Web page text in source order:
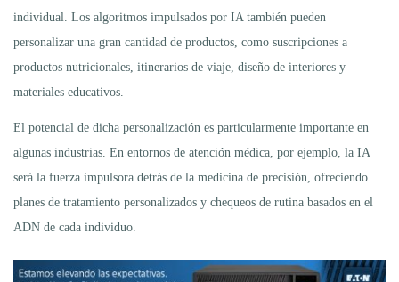
individual. Los algoritmos impulsados por IA también pueden
personalizar una gran cantidad de productos, como suscripciones a
productos nutricionales, itinerarios de viaje, diseño de interiores y
materiales educativos.
El potencial de dicha personalización es particularmente importante en
algunas industrias. En entornos de atención médica, por ejemplo, la IA
será la fuerza impulsora detrás de la medicina de precisión, ofreciendo
planes de tratamiento personalizados y chequeos de rutina basados en el
ADN de cada individuo.